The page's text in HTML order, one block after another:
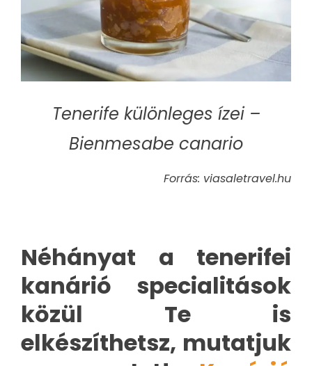
Tenerife különleges ízei –
Bienmesabe canario
Forrás: viasaletravel.hu
Néhányat a tenerifei
kanárió specialitások
közül Te is
elkészíthetsz, mutatjuk